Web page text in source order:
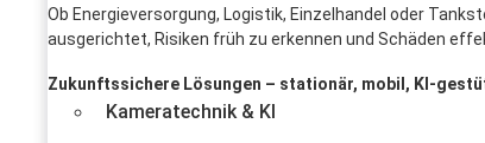
Ob Energieversorgung, Logistik, Einzelhandel oder
ausgerichtet, Risiken früh zu erkennen und Schäden
Zukunftssichere Lösungen – stationär, mobil, KI-
Kameratechnik & KI